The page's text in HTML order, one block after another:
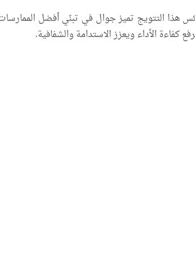
هذا التتويج تميز جوال في تبنّي أفضل الممارسات
كفاءة الأداء ويعزز الاستدامة والشفافية.